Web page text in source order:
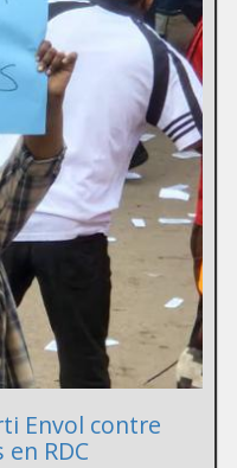
Envol contre
RDC